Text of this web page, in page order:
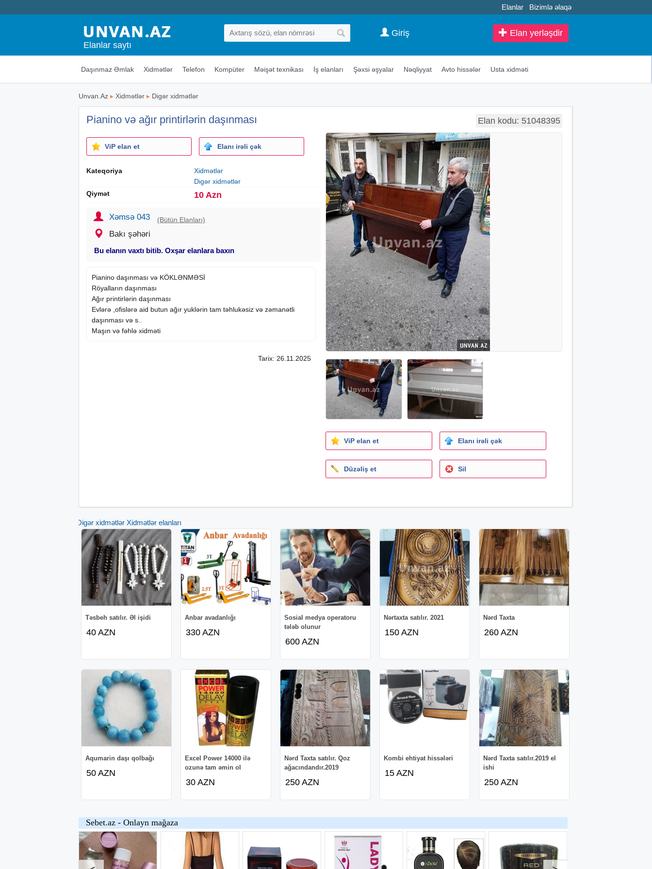
Elanlar Bizimlə əlaqə
Elanlar saytı
Elan yerləşdir
Giriş
Daşınmaz Əmlak Xidmətlər Telefon Kompüter Məişət texnikası İş elanları Şəxsi əşyalar Nəqliyyat Avto hissələr Usta xidməti
Unvan.Az ▸ Xidmətlər ▸ Digər xidmətlər
Pianino və ağır printirlərin daşınması Elan kodu: 51048395
ViP elan et Elanı irəli çək
Kateqoriya
Xidmətlər
Digər xidmətlər
Qiymət
10 Azn
Xəmsə 043 (Bütün Elanları)
Bakı şəhəri
Bu elanın vaxtı bitib. Oxşar elanlara baxın
Pianino daşınması və KÖKLƏNMƏSİ
Röyalların daşınması
Ağır printirlərin daşınması
Evlərə ,ofislərə aid butun ağır yuklərin tam təhlukəsiz və zəmanətli
daşınması və s..
Maşın və fəhlə xidməti
Tarix: 26.11.2025
ViP elan et Elanı irəli çək
Düzəliş et Sil
Digər xidmətlər Xidmətlər elanları
Təsbeh satılır. Əl işidi
40 AZN
Anbar avadanlığı
330 AZN
Sosial medya operatoru
tələb olunur
600 AZN
Nərtaxta satılır. 2021
150 AZN
Nərd Taxta
260 AZN
Aqumarin daşı qolbağı
50 AZN
Excel Power 14000 ilə
ozunə tam əmin ol
30 AZN
Nərd Taxta satılır. Qoz
ağacındandır.2019
250 AZN
Kombi ehtiyat hissələri
15 AZN
Nərd Taxta satılır.2019 el
ishi
250 AZN